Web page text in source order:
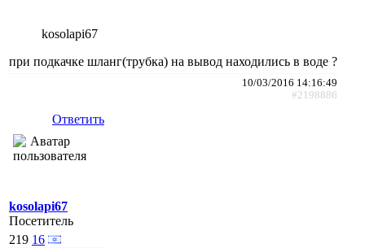
kosolapi67
при подкачке шланг(трубка) на вывод находились в воде ?
10/03/2016 14:16:49
#2198886
Ответить
kosolapi67
Посетитель
219 16